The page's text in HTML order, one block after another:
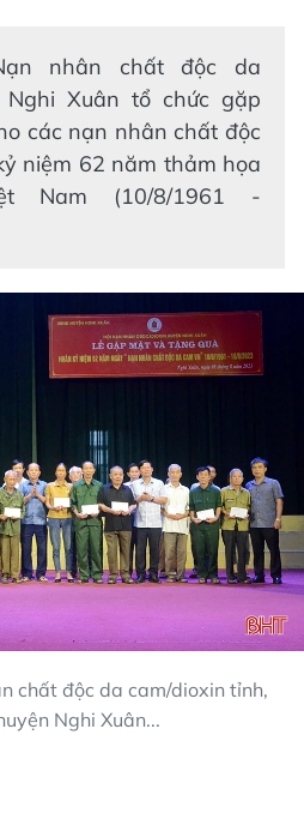
nhân chất độc da
Nghi Xuân tổ chức gặp
các nạn nhân chất độc
niệm 62 năm thảm họa
Nam (10/8/1961 -
chất độc da cam/dioxin tỉnh,
Nghi Xuân...